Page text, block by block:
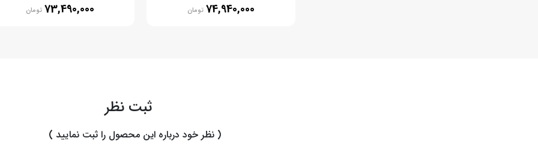
74,940,000 تومان 73,490,000 تومان
ثبت نظر
( نظر خود درباره این محصول را ثبت نمایید )